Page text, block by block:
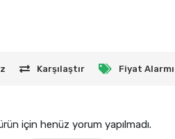
Karşılaştır Fiyat Alarmı
için henüz yorum yapılmadı.